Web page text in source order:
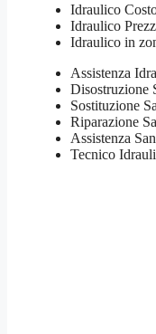
Idraulico
Idraulico
Idraulico in
Assistenza
Disostruzione
Sostituzione
Riparazione
Assistenza
Tecnico